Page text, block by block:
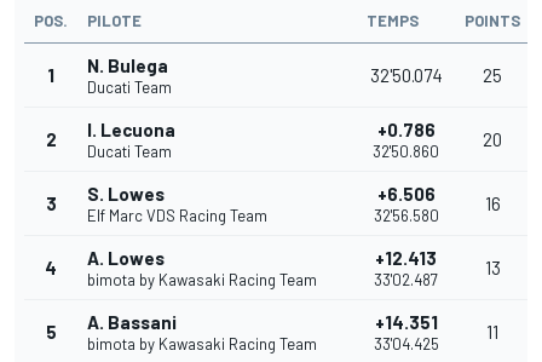
POS. PILOTE TEMPS POINTS
1 N. Bulega
Ducati Team
32'50.074 25
2 I. Lecuona
Ducati Team
+0.786
32'50.860
20
3 S. Lowes
Elf Marc VDS Racing Team
+6.506
32'56.580
16
4 A. Lowes
bimota by Kawasaki Racing Team
+12.413
33'02.487
13
5 A. Bassani
bimota by Kawasaki Racing Team
+14.351
33'04.425
11